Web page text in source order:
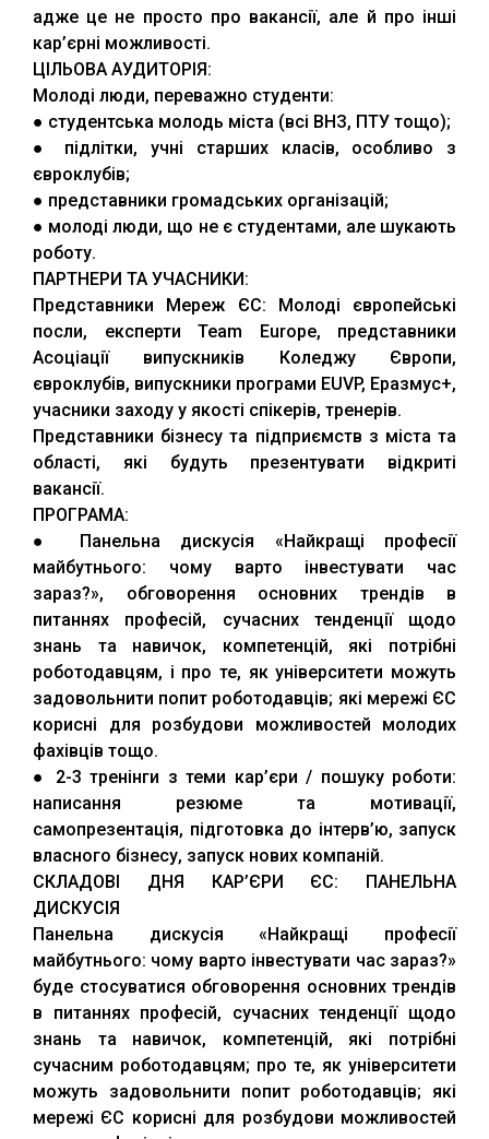
адже це не просто про вакансії, але й про інші
кар’єрні можливості.
ЦІЛЬОВА АУДИТОРІЯ:
Молоді люди, переважно студенти:
● студентська молодь міста (всі ВНЗ, ПТУ тощо);
● підлітки, учні старших класів, особливо з
євроклубів;
● представники громадських організацій;
● молоді люди, що не є студентами, але шукають
роботу.
ПАРТНЕРИ ТА УЧАСНИКИ:
Представники Мереж ЄС: Молоді європейські
посли, експерти Team Europe, представники
Асоціації випускників Коледжу Європи,
євроклубів, випускники програми EUVP, Еразмус+,
учасники заходу у якості спікерів, тренерів.
Представники бізнесу та підприємств з міста та
області, які будуть презентувати відкриті
вакансії.
ПРОГРАМА:
● Панельна дискусія «Найкращі професії
майбутнього: чому варто інвестувати час
зараз?», обговорення основних трендів в
питаннях професій, сучасних тенденції щодо
знань та навичок, компетенцій, які потрібні
роботодавцям, і про те, як університети можуть
задовольнити попит роботодавців; які мережі ЄС
корисні для розбудови можливостей молодих
фахівців тощо.
● 2-3 тренінги з теми кар’єри / пошуку роботи:
написання резюме та мотивації,
самопрезентація, підготовка до інтерв’ю, запуск
власного бізнесу, запуск нових компаній.
СКЛАДОВІ ДНЯ КАР’ЄРИ ЄС: ПАНЕЛЬНА
ДИСКУСІЯ
Панельна дискусія «Найкращі професії
майбутнього: чому варто інвестувати час зараз?»
буде стосуватися обговорення основних трендів
в питаннях професій, сучасних тенденції щодо
знань та навичок, компетенцій, які потрібні
сучасним роботодавцям; про те, як університети
можуть задовольнити попит роботодавців; які
мережі ЄС корисні для розбудови можливостей